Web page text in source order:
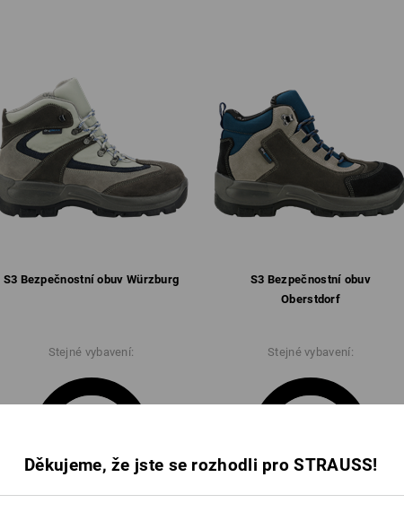
Klikněte na tlačítko "Datový
Datový formulář
S3 Bezpečnostní obuv Würzburg
S3 Bezpečnostní obuv
Oberstdorf
Stejné vybavení: Stejné vybavení:
Děkujeme, že jste se rozhodli pro STRAUSS!